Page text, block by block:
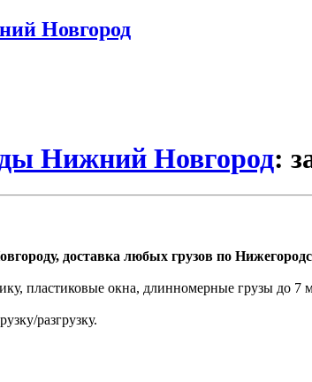
Новгород
Нижний Новгород:
доставка любых грузов по
пластиковые окна, длинномерные грузы до
разгрузку.